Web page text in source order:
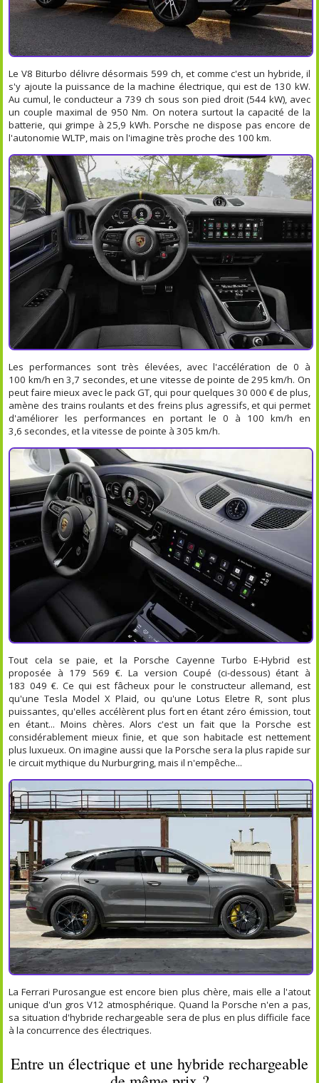
Le V8 Biturbo délivre désormais 599 ch, et comme c'est un hybride, il
s'y ajoute la puissance de la machine électrique, qui est de 130 kW.
Au cumul, le conducteur a 739 ch sous son pied droit (544 kW), avec
un couple maximal de 950 Nm. On notera surtout la capacité de la
batterie, qui grimpe à 25,9 kWh. Porsche ne dispose pas encore de
l'autonomie WLTP, mais on l'imagine très proche des 100 km.
Les performances sont très élevées, avec l'accélération de 0 à
100 km/h en 3,7 secondes, et une vitesse de pointe de 295 km/h. On
peut faire mieux avec le pack GT, qui pour quelques 30 000 € de plus,
amène des trains roulants et des freins plus agressifs, et qui permet
d'améliorer les performances en portant le 0 à 100 km/h en
3,6 secondes, et la vitesse de pointe à 305 km/h.
Tout cela se paie, et la Porsche Cayenne Turbo E-Hybrid est
proposée à 179 569 €. La version Coupé (ci-dessous) étant à
183 049 €. Ce qui est fâcheux pour le constructeur allemand, est
qu'une Tesla Model X Plaid, ou qu'une Lotus Eletre R, sont plus
puissantes, qu'elles accélèrent plus fort en étant zéro émission, tout
en étant... Moins chères. Alors c'est un fait que la Porsche est
considérablement mieux finie, et que son habitacle est nettement
plus luxueux. On imagine aussi que la Porsche sera la plus rapide sur
le circuit mythique du Nurburgring, mais il n'empêche...
La Ferrari Purosangue est encore bien plus chère, mais elle a l'atout
unique d'un gros V12 atmosphérique. Quand la Porsche n'en a pas,
sa situation d'hybride rechargeable sera de plus en plus difficile face
à la concurrence des électriques.
Entre un électrique et une hybride rechargeable